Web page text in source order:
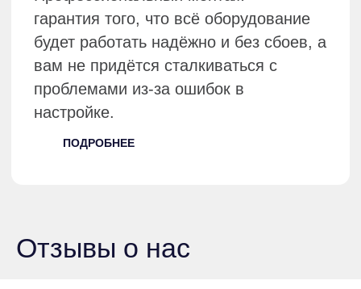
Отзывы о нас
если за окном +40°C или –20°C.
+7